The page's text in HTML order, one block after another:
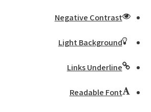
Negative Contrast
Light Background
Links Underline
Readable Font